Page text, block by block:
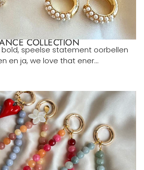
COLLECTION
bold, speelse statement oorbellen
en ja, we love that ener...